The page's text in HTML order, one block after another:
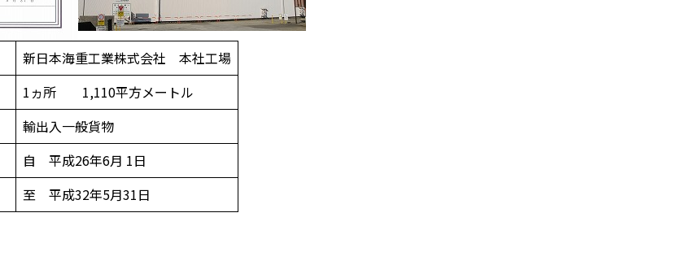
新日本海重工業株式会社 本社工場
1ヵ所 1,110平方メートル
輸出入一般貨物
自 平成26年6月 1日
至 平成32年5月31日